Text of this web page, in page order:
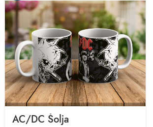
AC/DC Šolja